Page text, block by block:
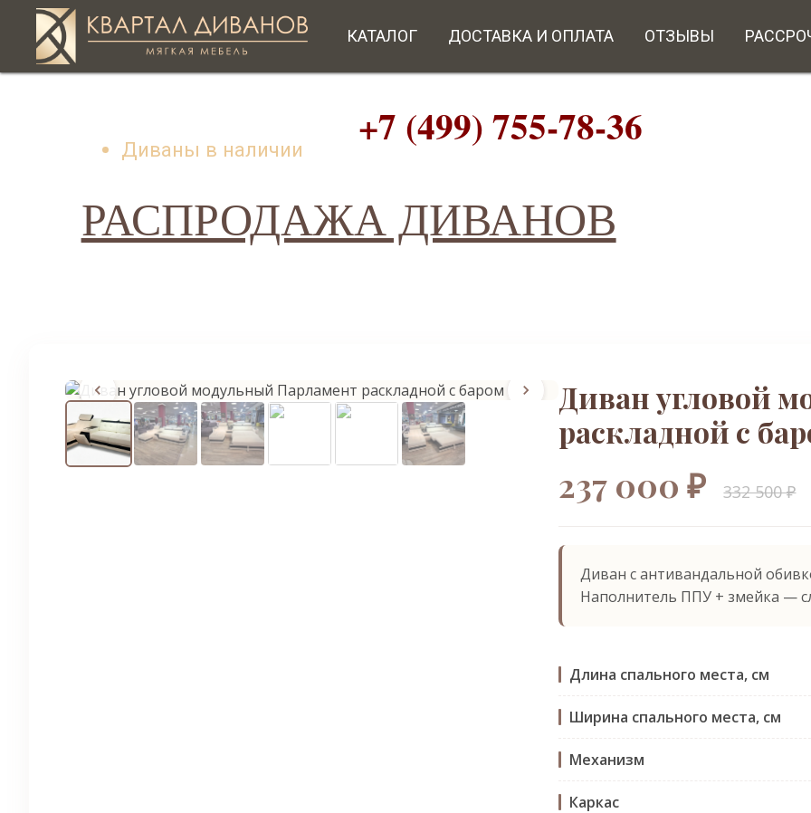
КАТАЛОГ ДОСТАВКА И ОПЛАТА ОТЗЫВЫ
РАСПРОДАЖА ДИВАНОВ
+7 (499) 755-78-36
Диван угловой
раскладной с
237 000 ₽ 332 500 ₽
Диван с антивандальной
Наполнитель ППУ + змейка —
Длина спального места, см
Ширина спального места, см
Механизм
Каркас